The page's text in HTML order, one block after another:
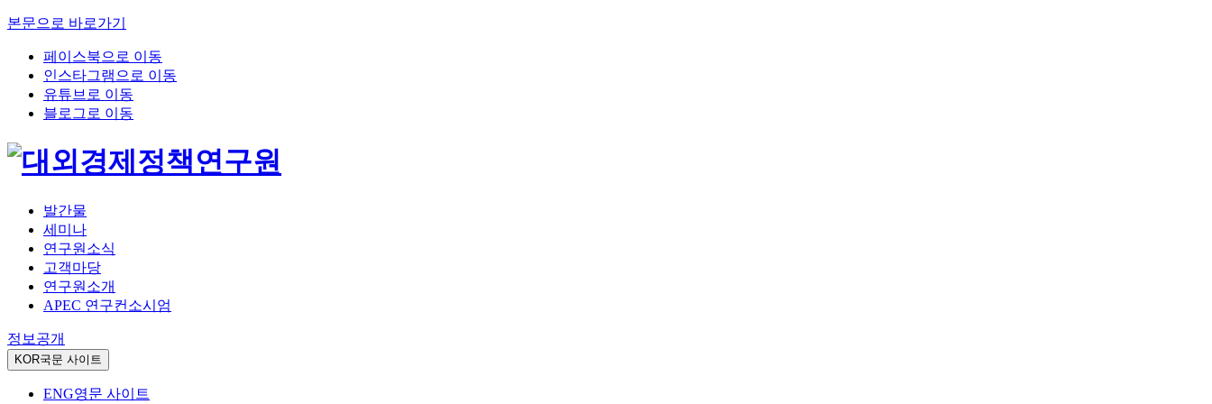
본문으로 바로가기
페이스북으로 이동
인스타그램으로 이동
유튜브로 이동
블로그로 이동
발간물
세미나
연구원소식
고객마당
연구원소개
APEC 연구컨소시엄
정보공개
KOR국문 사이트
ENG영문 사이트